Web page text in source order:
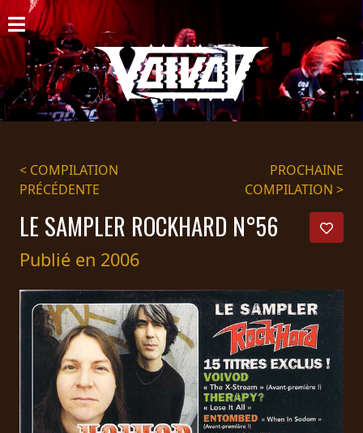
ACCUEIL
NOUVELLES
CONCERTS
DISCOGRAPHIE
GALERIE
BIO
PANIER
MAGASIN
DIFFUSION
PRESSE
PIGGY
< COMPILATION
PRÉCÉDENTE
PROCHAINE
COMPILATION >
LE SAMPLER ROCKHARD N°56
Publié en 2006